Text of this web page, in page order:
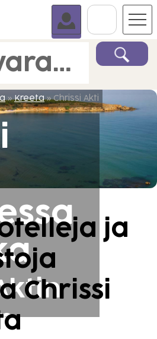
Siirry
Etsi ja varaa matka.
»Kreeta» Chrissi Akti
ja
Chrissi